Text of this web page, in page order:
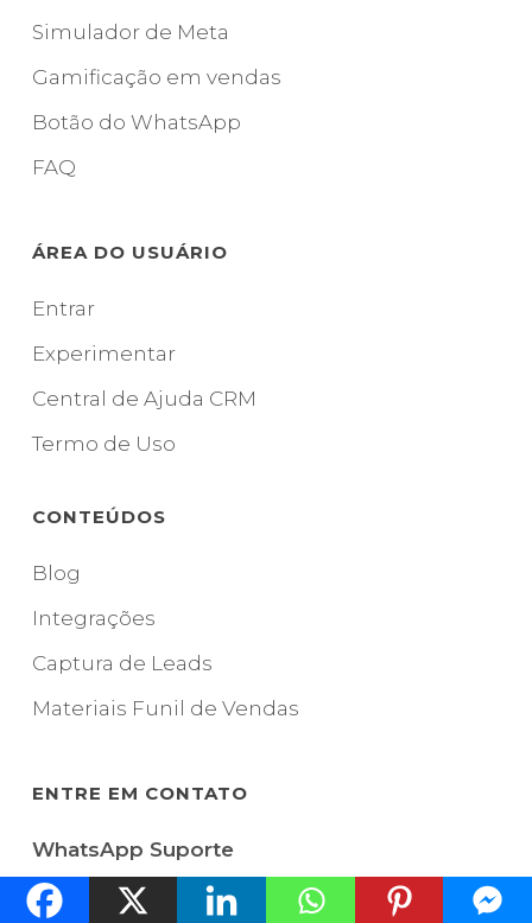
Simulador de Meta
Gamificação em vendas
Botão do WhatsApp
FAQ
ÁREA DO USUÁRIO
Entrar
Experimentar
Central de Ajuda CRM
Termo de Uso
CONTEÚDOS
Blog
Integrações
Captura de Leads
Materiais Funil de Vendas
ENTRE EM CONTATO
WhatsApp Suporte
(11) 95903-3518